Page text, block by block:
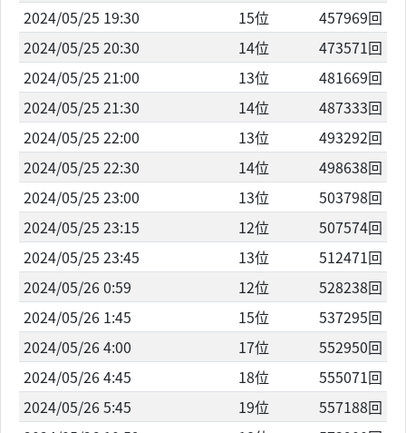
2024/05/25 19:30
15位
457969回
2024/05/25 20:30
14位
473571回
2024/05/25 21:00
13位
481669回
2024/05/25 21:30
14位
487333回
2024/05/25 22:00
13位
493292回
2024/05/25 22:30
14位
498638回
2024/05/25 23:00
13位
503798回
2024/05/25 23:15
12位
507574回
2024/05/25 23:45
13位
512471回
2024/05/26 0:59
12位
528238回
2024/05/26 1:45
15位
537295回
2024/05/26 4:00
17位
552950回
2024/05/26 4:45
18位
555071回
2024/05/26 5:45
19位
557188回